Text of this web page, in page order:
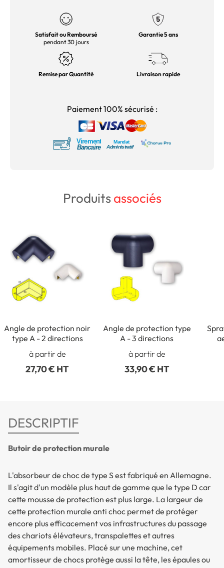
Satisfait ou Remboursé
pendant 30 jours
Garantie 5 ans
Remise par Quantité Livraison rapide
Paiement 100% sécurisé :
Produitsassociés
Angle de protection noir
type A - 2 directions
à partir de
27,70 € HT
Angle de protection type
A - 3 directions
à partir de
33,90 € HT
DESCRIPTIF
Butoir de protection murale
L'absorbeur de choc de type S est fabriqué en Allemagne.
Il s'agit d'un modèle plus haut de gamme que le type D car
cette mousse de protection est plus large. La largeur de
cette protection murale anti choc permet de protéger
encore plus efficacement vos infrastructures du passage
des chariots élévateurs, transpalettes et autres
équipements mobiles. Placé sur une machine, cet
amortisseur de chocs protège aussi la tête, les épaules ou